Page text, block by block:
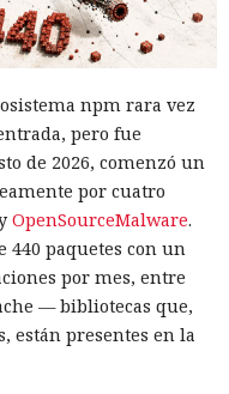
de inteligencia o
informáticas.
corrigieron otros
de terceros obtener
ellos está relacionado
a la víctima para que
Audacity o Git, el
total del sistema e
lo antes posible
automática o
npm rara vez
pero fue
de 2026, comenzó un
por cuatro
OpenSourceMalware.
440 paquetes con un
por mes, entre
— bibliotecas que,
están presentes en la